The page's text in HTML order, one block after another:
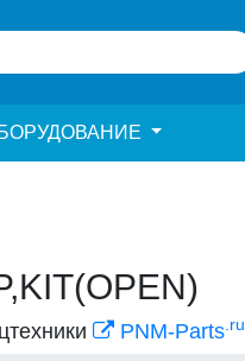
PNM-Parts.ru